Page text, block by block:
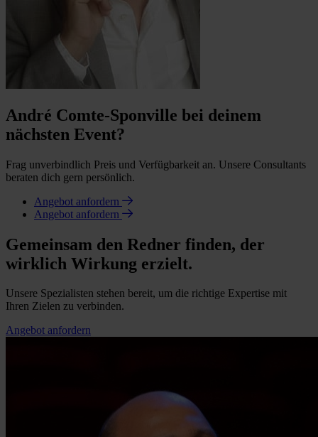
André Comte-Sponville bei deinem
nächsten Event?
Frag unverbindlich Preis und Verfügbarkeit an. Unsere Consultants
beraten dich gern persönlich.
Angebot anfordern
Angebot anfordern
Gemeinsam den Redner finden, der
wirklich Wirkung erzielt.
Unsere Spezialisten stehen bereit, um die richtige Expertise mit
Ihren Zielen zu verbinden.
Angebot anfordern